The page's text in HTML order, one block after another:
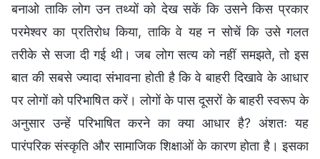
बनाओ ताकि लोग उन तथ्यों को देख सकें कि उसने किस प्रकार
परमेश्वर का प्रतिरोध किया, ताकि वे यह न सोचें कि उसे गलत
तरीके से सजा दी गई थी। जब लोग सत्य को नहीं समझते, तो इस
बात की सबसे ज्यादा संभावना होती है कि वे बाहरी दिखावे के आधार
पर लोगों को परिभाषित करें। लोगों के पास दूसरों के बाहरी स्वरूप के
अनुसार उन्हें परिभाषित करने का क्या आधार है? अंशतः यह
पारंपरिक संस्कृति और सामाजिक शिक्षाओं के कारण होता है। इसका